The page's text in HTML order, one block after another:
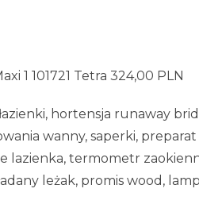
1 101721 Tetra 324,00 PLN
hortensja runaway
wanny, saperki,
lazienka, termometr
leżak, promis wood,